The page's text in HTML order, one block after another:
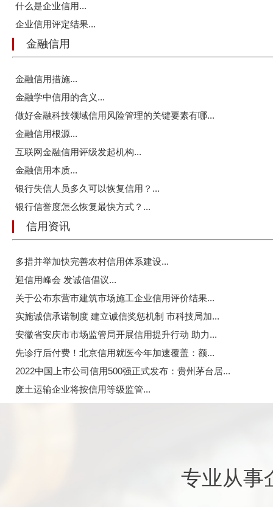
什么是企业信用...
企业信用评定结果...
金融信用
金融信用措施...
金融学中信用的含义...
做好金融科技领域信用风险管理的关键要素有哪...
金融信用根源...
互联网金融信用评级发起机构...
金融信用本质...
银行失信人员多久可以恢复信用？...
银行信誉度怎么恢复最快方式？...
信用资讯
多措并举加快完善农村信用体系建设...
迎信用峰会 发诚信倡议...
关于公布东营市建筑市场施工企业信用评价结果...
实施诚信承诺制度 建立诚信奖惩机制 市科技局加...
安徽省安庆市市场监管局开展信用提升行动 助力...
先诊疗后付费！北京信用就医今年加速覆盖：额...
2022中国上市公司信用500强正式发布：贵州茅台居...
废土运输企业将按信用等级监管...
专业从事